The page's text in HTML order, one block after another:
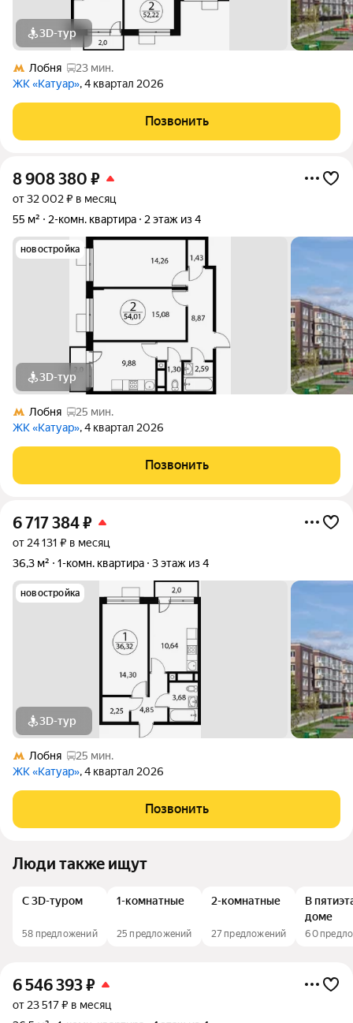
3D-тур
Лобня
23 мин.
ЖК «Катуар», 4 квартал 2026
Позвонить
8 908 380 ₽
от 32 002 ₽ в месяц
55 м²
2-комн. квартира 2 этаж из 4
новостройка
3D-тур
Лобня
25 мин.
ЖК «Катуар», 4 квартал 2026
Позвонить
6 717 384₽
от 24 131 ₽ в месяц
36,3 м²
1-комн. квартира 3 этаж из 4
новостройка
3D-тур
Лобня
25 мин.
ЖК «Катуар», 4 квартал 2026
Позвонить
Люди также ищут
С 3D-туром
58 предложений
1-комнатные
25 предложений
2-комнатные
27 предложений
В
доме
60
6 546 393₽
от 23 517 ₽ в месяц